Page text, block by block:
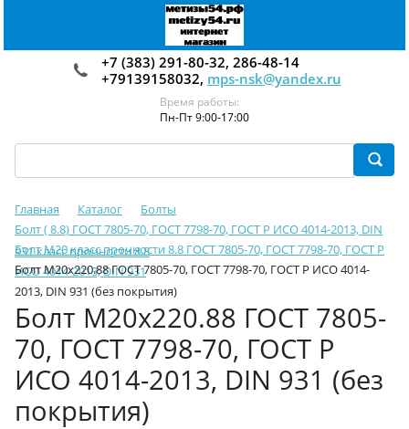
+7 (383) 291-80-32, 286-48-14
+79139158032, mps-nsk@yandex.ru
Время работы:
Пн-Пт 9:00-17:00
Главная Каталог
Болты
Болт ( 8.8) ГОСТ 7805-70, ГОСТ 7798-70, ГОСТ Р ИСО 4014-2013, DIN
931 класс прочности 8.8
Болт М20 класс прочности 8.8 ГОСТ 7805-70, ГОСТ 7798-70, ГОСТ Р
ИСО 4014-2013, DIN 931
Болт М20х220.88 ГОСТ 7805-70, ГОСТ 7798-70, ГОСТ Р ИСО 4014-
2013, DIN 931 (без покрытия)
Болт М20х220.88 ГОСТ 7805-
70, ГОСТ 7798-70, ГОСТ Р
ИСО 4014-2013, DIN 931 (без
покрытия)